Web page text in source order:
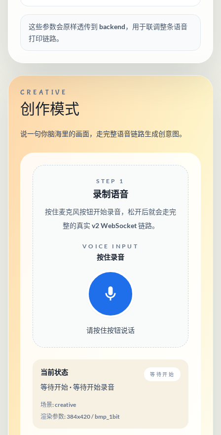
这些参数会原样透传到 backend，用于联调整条语音
打印链路。
CREATIVE
创作模式
说一句你脑海里的画面，走完整语音链路生成创意图。
STEP 1
录制语音
按住麦克风按钮开始录音，松开后就会走完
整的真实 v2 WebSocket 链路。
VOICE INPUT
按住录音
请按住按钮说话
当前状态
等待开始 · 等待开始录音
等待开始
场景:creative
渲染参数:384x420/bmp_1bit